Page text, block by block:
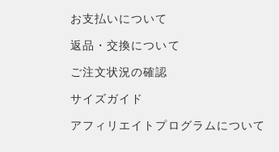
お支払いについて
返品・交換について
ご注文状況の確認
サイズガイド
アフィリエイトプログラムについて